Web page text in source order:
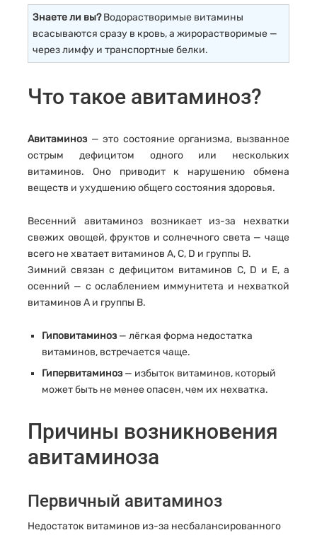
Знаете ли вы?Водорастворимые витамины
всасываются сразу в кровь, а жирорастворимые —
через лимфу и транспортные белки.
Что такое авитаминоз?
Авитаминоз— это состояние организма, вызванное
острым дефицитом одного или нескольких
витаминов. Оно приводит к нарушению обмена
веществ и ухудшению общего состояния здоровья.
Весенний авитаминоз возникает из-за нехватки
свежих овощей, фруктов и солнечного света — чаще
всего не хватает витаминов А, С, D и группы В.
Зимний связан с дефицитом витаминов С, D и Е, а
осенний — с ослаблением иммунитета и нехваткой
витаминов А и группы В.
Гиповитаминоз— лёгкая форма недостатка
витаминов, встречается чаще.
Гипервитаминоз— избыток витаминов, который
может быть не менее опасен, чем их нехватка.
Причины возникновения
авитаминоза
Первичный авитаминоз
Недостаток витаминов из-за несбалансированного